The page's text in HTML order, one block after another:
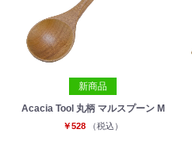
新商品
Acacia Tool 丸柄 マルスプーン M
￥528 （税込）